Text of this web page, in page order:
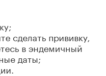
сделать прививку,
в эндемичный
даты;